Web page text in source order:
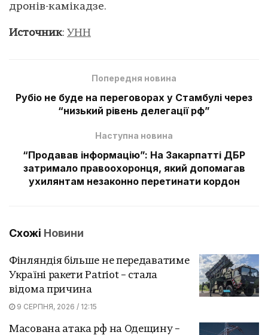
дронів-камікадзе.
Источник: УНН
Попередня новина
Рубіо не буде на переговорах у Стамбулі через
“низький рівень делегації рф”
Наступна новина
“Продавав інформацію”: На Закарпатті ДБР
затримало правоохоронця, який допомагав
ухилянтам незаконно перетинати кордон
Схожі Новини
Фінляндія більше не передаватиме
Україні ракети Patriot – стала
відома причина
9 СЕРПНЯ, 2026 / 12:15
Масована атака рф на Одещину –